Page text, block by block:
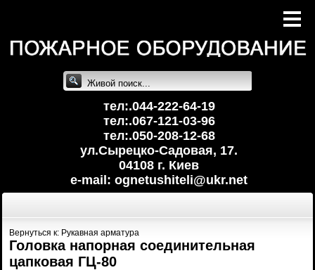
тел:.044-222-64-19
тел:.067-121-03-96
тел:.050-208-12-68
ул.Сырецко-Cадовая, 17.
04108 г. Киев
e-mail: ognetushiteli@ukr.net
Вернуться к: Рукавная арматура
Головка напорная соединительная
цапковая ГЦ-80